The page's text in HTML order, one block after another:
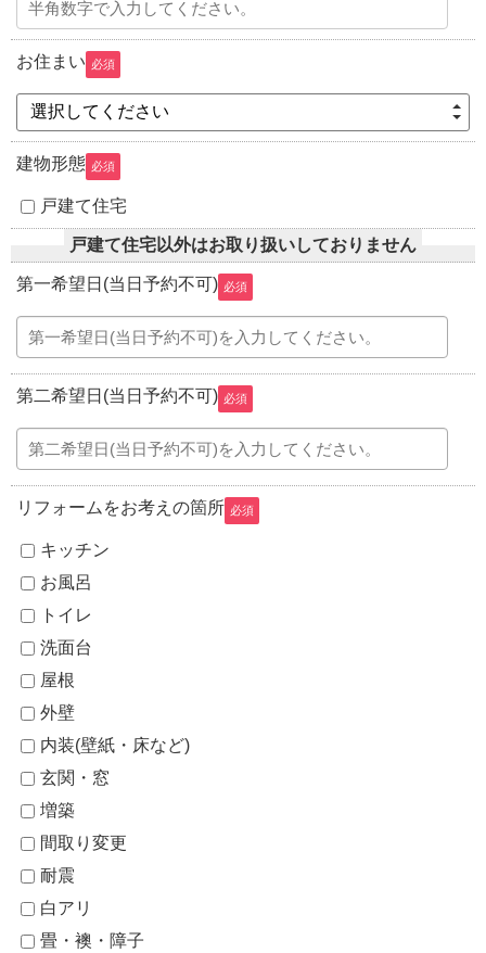
お住まい 必須
選択してください
建物形態 必須
戸建て住宅
戸建て住宅以外はお取り扱いしておりません
第一希望日(当日予約不可) 必須
第二希望日(当日予約不可) 必須
リフォームをお考えの箇所 必須
キッチン
お風呂
トイレ
洗面台
屋根
外壁
内装(壁紙・床など)
玄関・窓
増築
間取り変更
耐震
白アリ
畳・襖・障子